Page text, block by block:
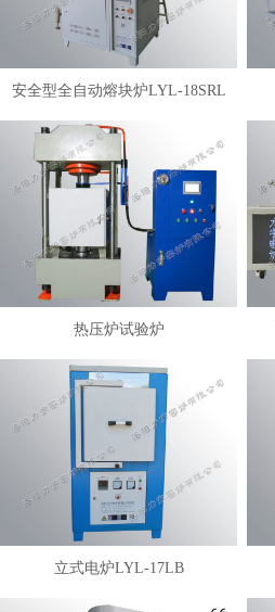
安全型全自动熔块炉LYL-18SRL
热压炉试验炉
立式电炉LYL-17LB